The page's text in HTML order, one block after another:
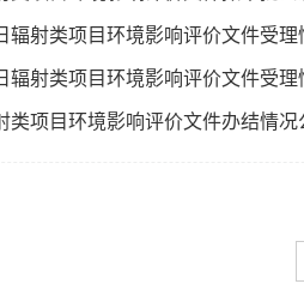
辐射类项目环境影响评价文件受
辐射类项目环境影响评价文件受
类项目环境影响评价文件办结情况